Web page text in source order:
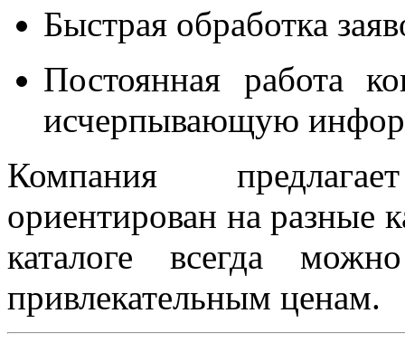
Быстрая обработка
Постоянная работа
исчерпывающую
Компания
ориентирован на разные
каталоге всегда
привлекательным ценам.